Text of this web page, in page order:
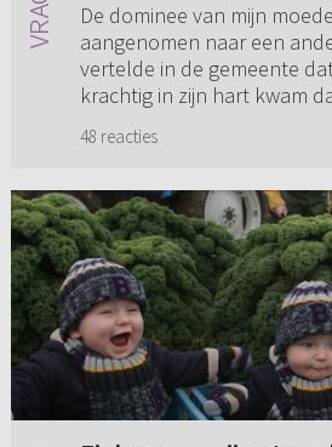
De dominee van mijn
aangenomen naar een
vertelde in de gemeente
krachtig in zijn hart kwam
48 reacties